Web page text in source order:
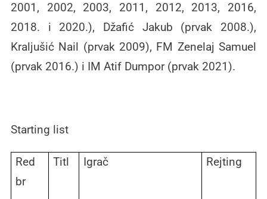
2001, 2002, 2003, 2011, 2012, 2013, 2016,
2018. i 2020.), Džafić Jakub (prvak 2008.),
Kraljušić Nail (prvak 2009), FM Zenelaj Samuel
(prvak 2016.) i IM Atif Dumpor (prvak 2021).
Starting list
Red
br
Titl Igrač Rejting